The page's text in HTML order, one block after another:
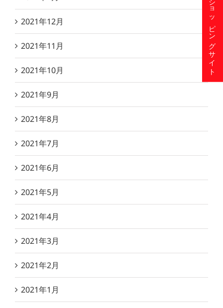
2021年12月
2021年11月
2021年10月
2021年9月
2021年8月
2021年7月
2021年6月
2021年5月
2021年4月
2021年3月
2021年2月
2021年1月
ショッピングサイト